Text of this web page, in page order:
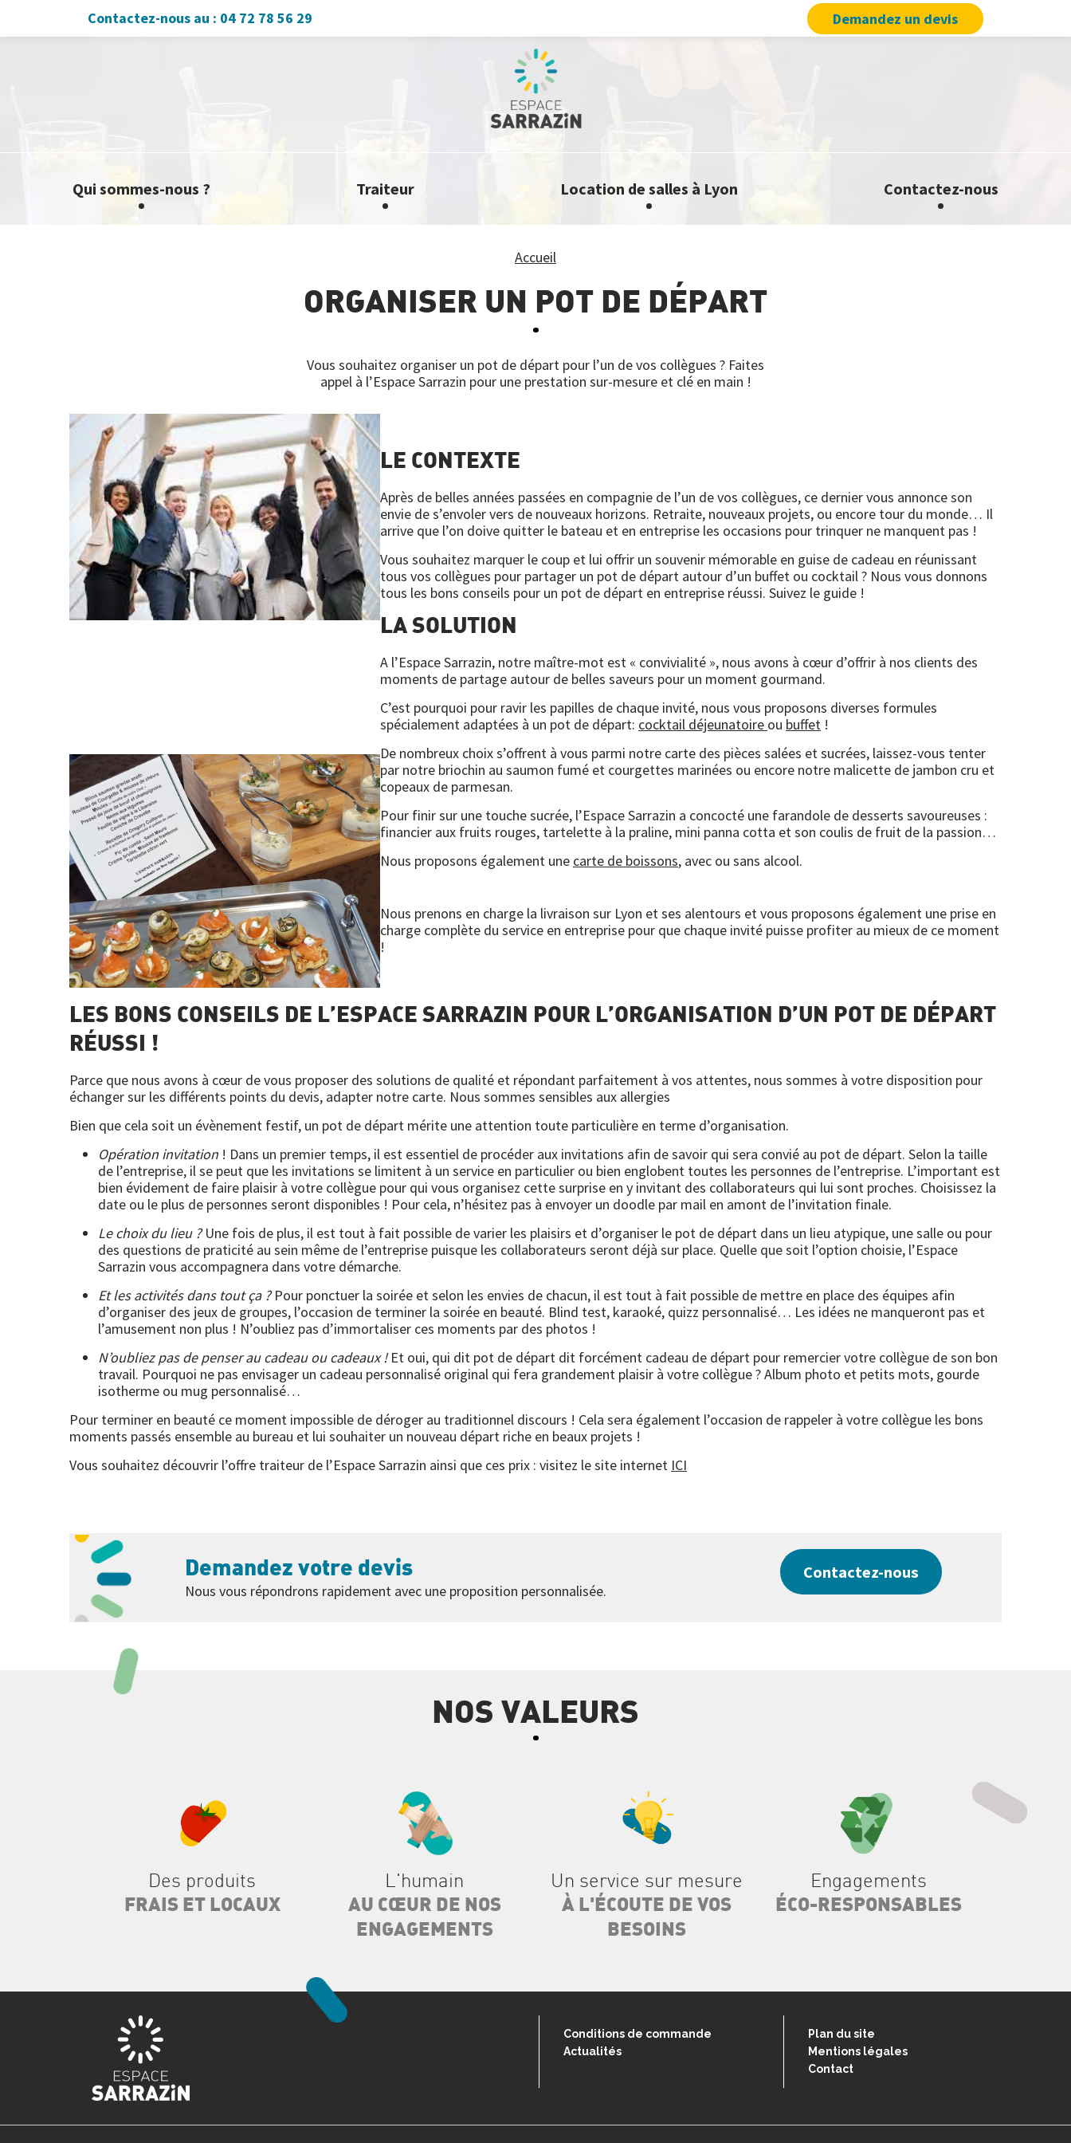
04 72 78 56 29 Demandez un devis
Qui sommes-nous ? Traiteur Location de salles à Lyon Contactez-nous
Accueil
ORGANISER UN POT DE DÉPART
Vous souhaitez organiser un pot de départ pour l’un de vos collègues ? Faites
appel à l’Espace Sarrazin pour une prestation sur-mesure et clé en main !
LE CONTEXTE
Après de belles années passées en compagnie de l’un de vos collègues, ce dernier vous annonce son
envie de s’envoler vers de nouveaux horizons. Retraite, nouveaux projets, ou encore tour du monde… Il
arrive que l’on doive quitter le bateau et en entreprise les occasions pour trinquer ne manquent pas !
Vous souhaitez marquer le coup et lui offrir un souvenir mémorable en guise de cadeau en réunissant
tous vos collègues pour partager un pot de départ autour d’un buffet ou cocktail ? Nous vous donnons
tous les bons conseils pour un pot de départ en entreprise réussi. Suivez le guide !
LA SOLUTION
A l’Espace Sarrazin, notre maître-mot est « convivialité », nous avons à cœur d’offrir à nos clients des
moments de partage autour de belles saveurs pour un moment gourmand.
C’est pourquoi pour ravir les papilles de chaque invité, nous vous proposons diverses formules
spécialement adaptées à un pot de départ: cocktail déjeunatoire ou buffet!
De nombreux choix s’offrent à vous parmi notre carte des pièces salées et sucrées, laissez-vous tenter
par notre briochin au saumon fumé et courgettes marinées ou encore notre malicette de jambon cru et
copeaux de parmesan.
Pour finir sur une touche sucrée, l’Espace Sarrazin a concocté une farandole de desserts savoureuses :
financier aux fruits rouges, tartelette à la praline, mini panna cotta et son coulis de fruit de la passion…
Nous proposons également une carte de boissons, avec ou sans alcool.
Nous prenons en charge la livraison sur Lyon et ses alentours et vous proposons également une prise en
charge complète du service en entreprise pour que chaque invité puisse profiter au mieux de ce moment
!
LES BONS CONSEILS DE L’ESPACE SARRAZIN POUR L’ORGANISATION D’UN POT DE DÉPART
RÉUSSI !
Parce que nous avons à cœur de vous proposer des solutions de qualité et répondant parfaitement à vos attentes, nous sommes à votre disposition pour
échanger sur les différents points du devis, adapter notre carte. Nous sommes sensibles aux allergies
Bien que cela soit un évènement festif, un pot de départ mérite une attention toute particulière en terme d’organisation.
Opération invitation ! Dans un premier temps, il est essentiel de procéder aux invitations afin de savoir qui sera convié au pot de départ. Selon la taille
de l’entreprise, il se peut que les invitations se limitent à un service en particulier ou bien englobent toutes les personnes de l’entreprise. L’important est
bien évidement de faire plaisir à votre collègue pour qui vous organisez cette surprise en y invitant des collaborateurs qui lui sont proches. Choisissez la
date ou le plus de personnes seront disponibles ! Pour cela, n’hésitez pas à envoyer un doodle par mail en amont de l’invitation finale.
Le choix du lieu ?Une fois de plus, il est tout à fait possible de varier les plaisirs et d’organiser le pot de départ dans un lieu atypique, une salle ou pour
des questions de praticité au sein même de l’entreprise puisque les collaborateurs seront déjà sur place. Quelle que soit l’option choisie, l’Espace
Sarrazin vous accompagnera dans votre démarche.
Et les activités dans tout ça ?Pour ponctuer la soirée et selon les envies de chacun, il est tout à fait possible de mettre en place des équipes afin
d’organiser des jeux de groupes, l’occasion de terminer la soirée en beauté. Blind test, karaoké, quizz personnalisé… Les idées ne manqueront pas et
l’amusement non plus ! N’oubliez pas d’immortaliser ces moments par des photos !
N’oubliez pas de penser au cadeau ou cadeaux !Et oui, qui dit pot de départ dit forcément cadeau de départ pour remercier votre collègue de son bon
travail. Pourquoi ne pas envisager un cadeau personnalisé original qui fera grandement plaisir à votre collègue ? Album photo et petits mots, gourde
isotherme ou mug personnalisé…
Pour terminer en beauté ce moment impossible de déroger au traditionnel discours ! Cela sera également l’occasion de rappeler à votre collègue les bons
moments passés ensemble au bureau et lui souhaiter un nouveau départ riche en beaux projets !
Vous souhaitez découvrir l’offre traiteur de l’Espace Sarrazin ainsi que ces prix : visitez le site internet ICI
Demandez votre devis
Nous vous répondrons rapidement avec une proposition personnalisée.
Contactez-nous
NOS VALEURS
Des produits
FRAIS ET LOCAUX
L'humain
AU CŒUR DE NOS
ENGAGEMENTS
Un service sur mesure
À L'ÉCOUTE DE VOS
BESOINS
Engagements
ÉCO-RESPONSABLES
Conditions de commande
Actualités
Plan du site
Mentions légales
Contact